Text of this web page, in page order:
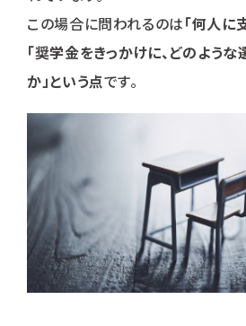
この場合に問われるのは「何人に
「奨学金をきっかけに、どのよう
か」という点です。